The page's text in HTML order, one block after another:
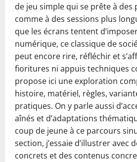
de jeu simple qui se prête à des
comme à des sessions plus
que les écrans tentent
numérique, ce classique de
peut encore rire, réfléchir et
fioritures ni appuis techniques
propose ici une exploration
histoire, matériel, règles,
pratiques. On y parle aussi
aînés et d’adaptations
coup de jeune à ce parcours
section, j’essaie d’illustrer avec
concrets et des contenus